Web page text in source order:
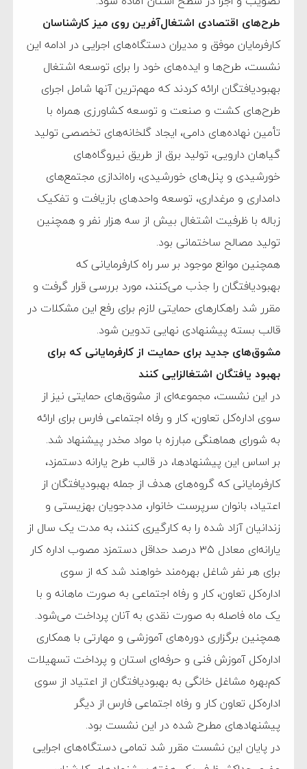
طرح‌های اقتصادی اشتغال‌آفرین روی میز کارشناسان
کارفرمایان موفق و مدیران دستگاه‌های اجرایی در ادامه این
نشست، طرح‌ها و ایده‌های خود را برای توسعه اشتغال
بهبودیافتگان ارائه کردند که مهم‌ترین آنها شامل اجرای
طرح‌های کشت و صنعت و توسعه کشاورزی همراه با
تأمین نهاده‌های دامی، ایجاد گلخانه‌های تخصصی تولید
گیاهان دارویی، تولید برق از طریق نیروگاه‌های
خورشیدی و پنل‌های خورشیدی، راه‌اندازی مجتمع‌های
دامداری و مرغداری، توسعه واحدهای بازیافت و تفکیک
زباله با ظرفیت اشتغال بیش از سه هزار نفر و همچنین
تولید مصالح ساختمانی بود.
همچنین موانع موجود بر سر راه کارفرمایانی که
بهبودیافتگان را جذب می‌کنند، مورد بررسی قرار گرفت و
مقرر شد راهکارهای حمایتی لازم برای رفع این مشکلات در
قالب بسته پیشنهادی نهایی تدوین شود.
مشوق‌های جدید برای حمایت از کارفرمایانی که برای
بهبود یافتگان اشتغالزایی کنند
در این نشست، مجموعه‌ای از مشوق‌های حمایتی نیز از
سوی اداره‌کل تعاون، کار و رفاه اجتماعی فارس برای ارائه
به شورای هماهنگی مبارزه با مواد مخدر پیشنهاد شد.
بر اساس این پیشنهادها، در قالب طرح یارانه دستمزد،
کارفرمایانی که گروه‌های هدف از جمله بهبودیافتگان از
اعتیاد، بانوان سرپرست خانوار، مددجویان بهزیستی و
زندانیان آزاد شده را به کارگیری کنند، به مدت یک سال از
یارانه‌ای معادل ۳۵ درصد حداقل دستمزد مصوب اداره کار
برای هر نفر شاغل بهره‌مند خواهند شد که از سوی
اداره‌کل تعاون، کار و رفاه اجتماعی به صورت ماهانه و با
یک ماه فاصله به صورت نقدی به آنان پرداخت می‌شود.
همچنین برگزاری دوره‌های آموزشی و مهارتی با همکاری
اداره‌کل آموزش فنی و حرفه‌ای استان و پرداخت تسهیلات
کم‌بهره مشاغل خانگی به بهبودیافتگان از اعتیاد از سوی
اداره‌کل تعاون کار و رفاه اجتماعی فارس از دیگر
پیشنهادهای مطرح شده در این نشست بود.
در پایان این نشست مقرر شد تمامی دستگاه‌های اجرایی